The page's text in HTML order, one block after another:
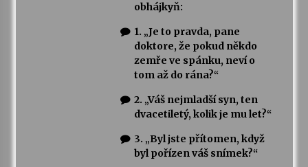
obhájkyň:
1. „Je to pravda, pane
doktore, že pokud někdo
zemře ve spánku, neví o
tom až do rána?“
2. „Váš nejmladší syn, ten
dvacetiletý, kolik je mu let?“
3. „Byl jste přítomen, když
byl pořízen váš snímek?“